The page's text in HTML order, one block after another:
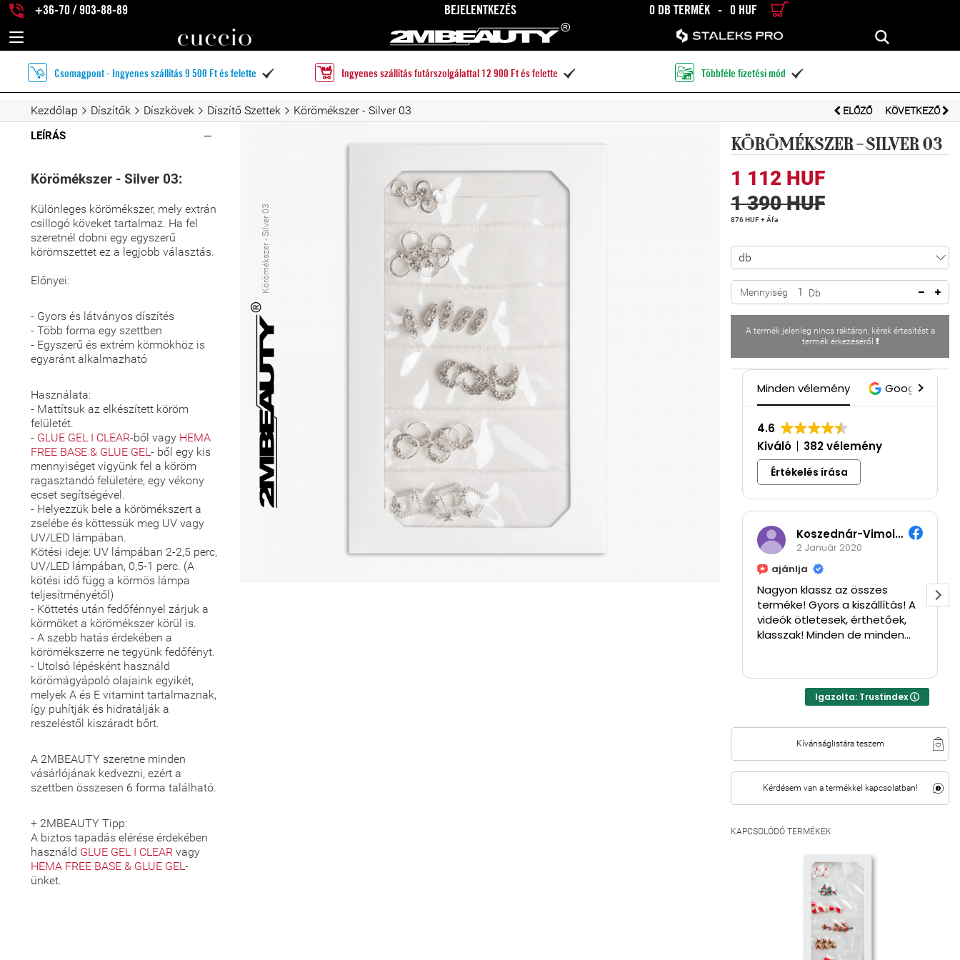
+36-70 / 903-88-89 BEJELENTKEZÉS 0 DB TERMÉK - 0 HUF
RÉSZLETES KERESÉS KERESÉS
Csomagpont - Ingyenes szállítás 9 500 Ft és felette  Ingyenes szállítás futárszolgálattal 12 900 Ft és felette  Többféle fizetési mód 
Kezdőlap Díszítők Díszkövek Díszítő Szettek Körömékszer - Silver 03 ELŐZŐ KÖVETKEZŐ
LEÍRÁS
Körömékszer - Silver 03:
Különleges körömékszer, mely extrán
csillogó köveket tartalmaz. Ha fel
szeretnél dobni egy egyszerű
körömszettet ez a legjobb választás.
Előnyei:
- Gyors és látványos díszítés
- Több forma egy szettben
- Egyszerű és extrém körmökhöz is
egyaránt alkalmazható
Használata:
- Mattítsuk az elkészített köröm
felületét.
- GLUE GEL I CLEAR-ből vagy HEMA
FREE BASE & GLUE GEL- ből egy kis
mennyiséget vigyünk fel a köröm
ragasztandó felületére, egy vékony
ecset segítségével.
- Helyezzük bele a körömékszert a
zselébe és köttessük meg UV vagy
UV/LED lámpában.
Kötési ideje: UV lámpában 2-2,5 perc,
UV/LED lámpában, 0,5-1 perc. (A
kötési idő függ a körmös lámpa
teljesítményétől)
- Köttetés után fedőfénnyel zárjuk a
körmöket a körömékszer körül is.
- A szebb hatás érdekében a
körömékszerre ne tegyünk fedőfényt.
- Utolsó lépésként használd
körömágyápoló olajaink egyikét,
melyek A és E vitamint tartalmaznak,
így puhítják és hidratálják a
reszeléstől kiszáradt bőrt.
A 2MBEAUTY szeretne minden
vásárlójának kedvezni, ezért a
szettben összesen 6 forma található.
+ 2MBEAUTY Tipp:
A biztos tapadás elérése érdekében
használd GLUE GEL I CLEAR vagy
HEMA FREE BASE & GLUE GEL-
ünket.
Körömékszer - Silver 03
KÖRÖMÉKSZER - SILVER 03
1 112 HUF
1 390 HUF
876 HUF + Áfa
Mennyiség Db
A termék jelenleg nincs raktáron, kérek értesítést a
termék érkezéséről
Minden vélemény Google
4.6
Kiváló
382 vélemény
Értékelés írása
Koszednár-Vimola Hajnalka
2 Január 2020
ajánlja
Nagyon klassz az összes
terméke! Gyors a kiszállítás! A
videók ötletesek, érthetőek,
klasszak! Minden de minden
Igazolta: Trustindex
Kívánságlistára teszem
Kérdésem van a termékkel kapcsolatban!
KAPCSOLÓDÓ TERMÉKEK